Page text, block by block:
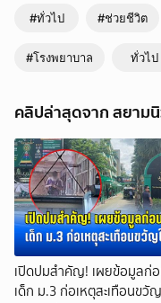
#ทั่วไป #ช่วยชีวิต
#โรงพยาบาล ทั่วไป
คลิปล่าสุดจาก สยาม
เปิดปมสำคัญ! เผยข้อมูลก่
เด็ก ม.3 ก่อเหตุสะเทือนขวัญ